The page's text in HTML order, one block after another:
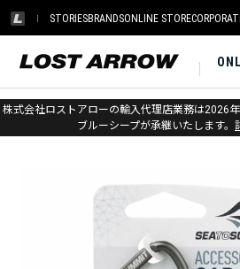
STORIESBRANDSONLINE STORE
株式会社ロストアローの輸入代理店業務は2026
ブルーシープが承継いたします。
ホーム > シートゥサミット > アウトドアギア